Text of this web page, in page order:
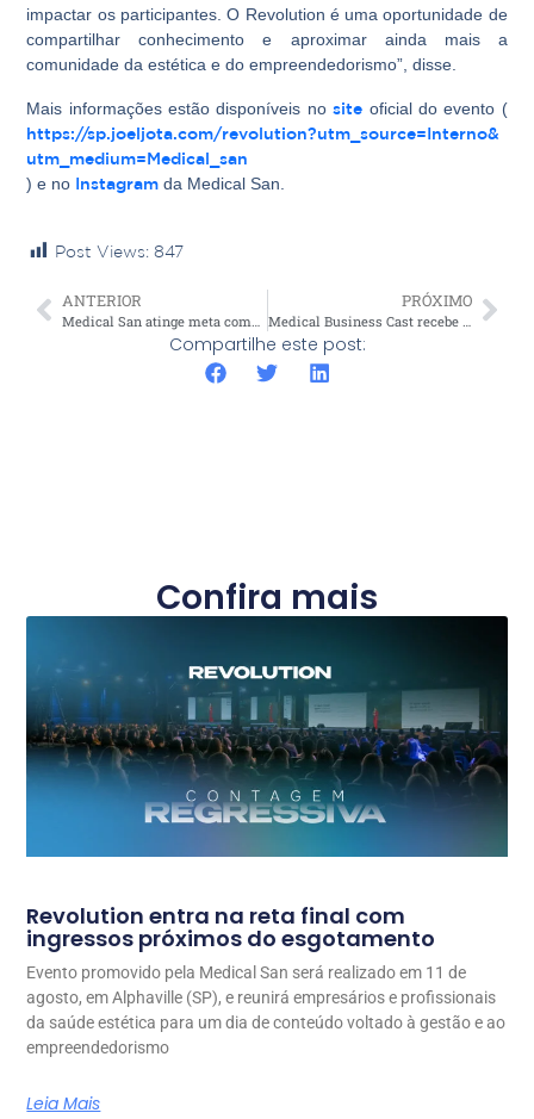
impactar os participantes. O Revolution é uma oportunidade de
compartilhar conhecimento e aproximar ainda mais a
comunidade da estética e do empreendedorismo”, disse.
Mais informações estão disponíveis nosite oficial do evento (
https://sp.joeljota.com/revolution?utm_source=Interno&
utm_medium=Medical_san
) e no Instagram da Medical San.
Post Views: 847
ANTERIOR PRÓXIMO
Compartilhe este post:
Confira mais
Revolution entra na reta final com
ingressos próximos do esgotamento
Evento promovido pela Medical San será realizado em 11 de
agosto, em Alphaville (SP), e reunirá empresários e profissionais
da saúde estética para um dia de conteúdo voltado à gestão e ao
empreendedorismo
Leia Mais